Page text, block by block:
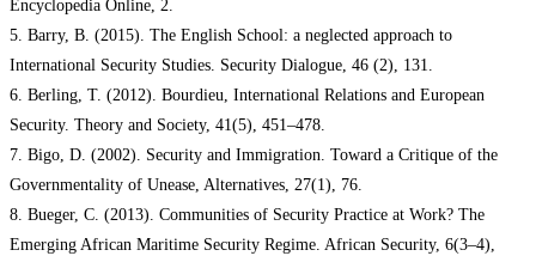
Encyclopedia Online, 2.
5. Barry, B. (2015). The English School: a neglected approach to
International Security Studies. Security Dialogue, 46 (2), 131.
6. Berling, T. (2012). Bourdieu, International Relations and European
Security. Theory and Society, 41(5), 451–478.
7. Bigo, D. (2002). Security and Immigration. Toward a Critique of the
Governmentality of Unease, Alternatives, 27(1), 76.
8. Bueger, C. (2013). Communities of Security Practice at Work? The
Emerging African Maritime Security Regime. African Security, 6(3–4),